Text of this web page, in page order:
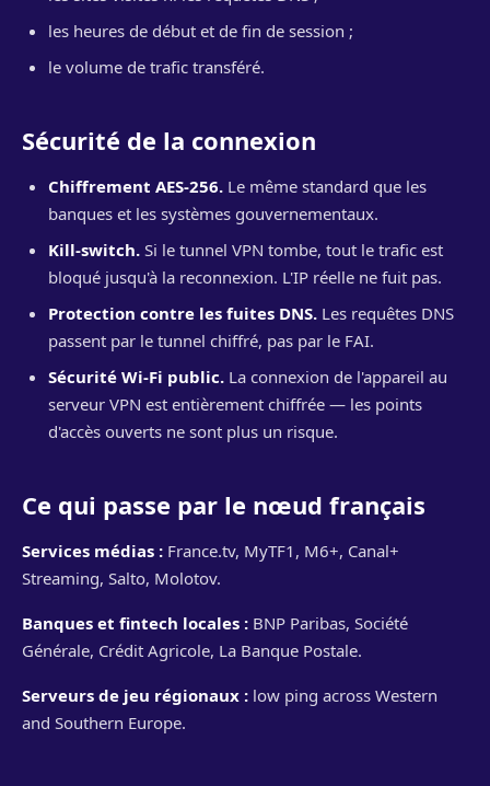
les heures de début et de fin de session ;
le volume de trafic transféré.
Sécurité de la connexion
Chiffrement AES-256. Le même standard que les
banques et les systèmes gouvernementaux.
Kill-switch. Si le tunnel VPN tombe, tout le trafic est
bloqué jusqu'à la reconnexion. L'IP réelle ne fuit pas.
Protection contre les fuites DNS. Les requêtes DNS
passent par le tunnel chiffré, pas par le FAI.
Sécurité Wi-Fi public. La connexion de l'appareil au
serveur VPN est entièrement chiffrée — les points
d'accès ouverts ne sont plus un risque.
Ce qui passe par le nœud français
Services médias : France.tv, MyTF1, M6+, Canal+
Streaming, Salto, Molotov.
Banques et fintech locales : BNP Paribas, Société
Générale, Crédit Agricole, La Banque Postale.
Serveurs de jeu régionaux : low ping across Western
and Southern Europe.